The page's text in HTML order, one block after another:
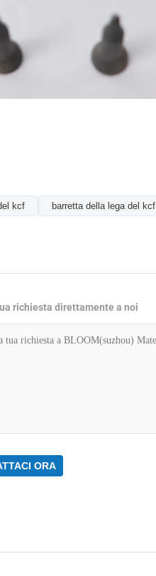
kcf barretta della lega del kcf
richiesta direttamente a noi
ORA